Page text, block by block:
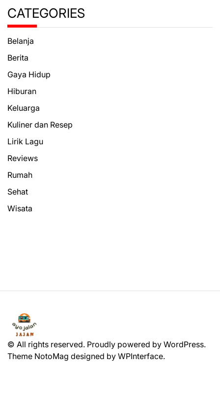
CATEGORIES
Belanja
Berita
Gaya Hidup
Hiburan
Keluarga
Kuliner dan Resep
Lirik Lagu
Reviews
Rumah
Sehat
Wisata
© All rights reserved. Proudly powered by WordPress.
Theme NotoMag designed by WPInterface.